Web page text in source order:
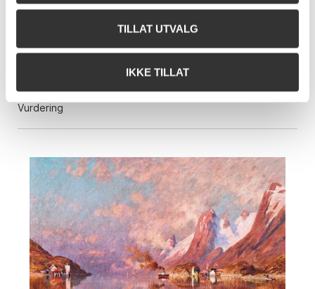
TILLAT UTVALG
IKKE TILLAT
Sørensen, Jørgen (1861-1894)
Fra Vandsjø ved Moss 1881
Olje på lerret
Signert, stedsbestemt og datert nede t.v.: Vandsjø Jørgen
Vurdering